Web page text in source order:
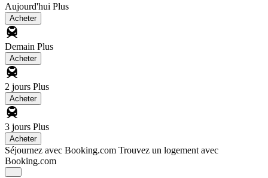
Aujourd'hui Plus
Acheter
Demain Plus
Acheter
2 jours Plus
Acheter
3 jours Plus
Acheter
Séjournez avec Booking.com Trouvez un logement avec
Booking.com